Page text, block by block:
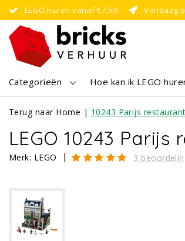
LEGO huren vanaf €7,50! Vandaag
Categorieën Hoe kan ik LEGO
Terug naar Home | 10243 Parijs restaurant
LEGO 10243 Parijs
Merk: LEGO | 3